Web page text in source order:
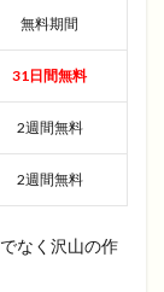
無料期間
31日間無料
2週間無料
2週間無料
なく沢山の作